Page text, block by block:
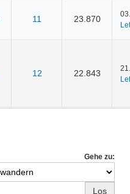
11 23.870
12 22.843
Gehe zu: